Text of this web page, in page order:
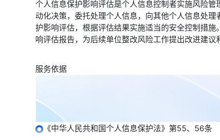
个人信息保护影响评估是个人信息控制者实施风险
动化决策，委托处理个人信息，向其他个人信息处
护影响评估，根据评估结果实施适当的安全控制措
响评估报告，为后续单位整改风险工作提出改进建议
服务依据
《中华人民共和国个人信息保护法》第55、56条